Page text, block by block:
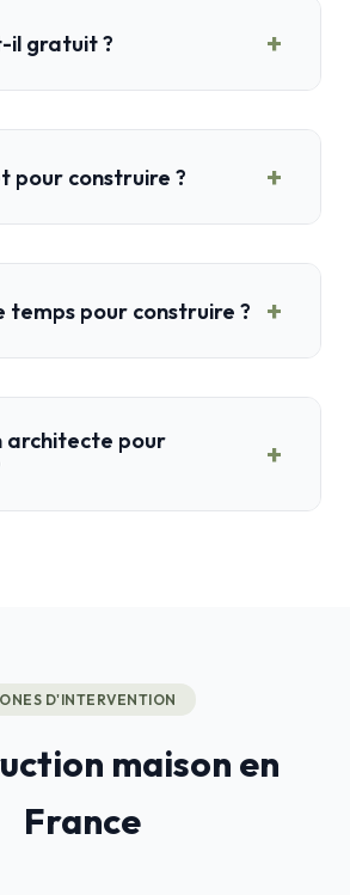
il gratuit ? +
pour construire ? +
temps pour construire ? +
architecte pour
+
D'INTERVENTION
maison en
France